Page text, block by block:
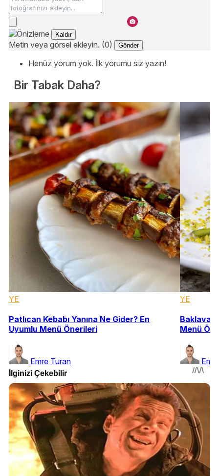
Kaldır
Metin veya görsel ekleyin. (0) Gönder
Henüz yorum yok. İlk yorumu siz yazın!
Bir Tabak Daha?
YE
Patlıcan Kebabı Yanına Ne Gider? En
Uyumlu Menü Önerileri
Emre Turan
YE
Menü